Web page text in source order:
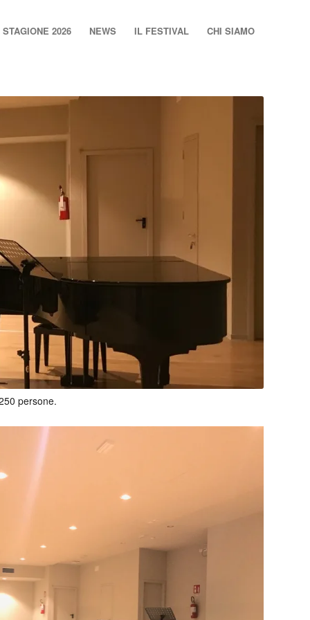
STAGIONE 2026 NEWS IL FESTIVAL CHI SIAMO
persone.